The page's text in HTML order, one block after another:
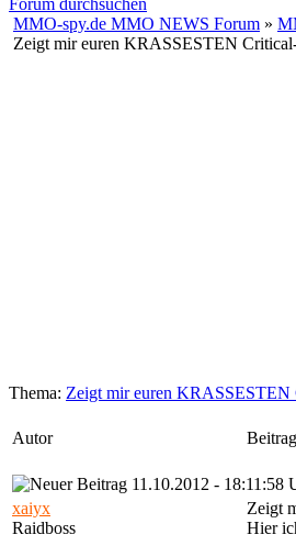
Forum durchsuchen
MMO-spy.de MMO NEWS Forum »
Zeigt mir euren KRASSESTEN
Thema: Zeigt mir euren KRASSESTEN
Autor Beitrag
11.10.2012 - 18:11:58
xaiyx
Raidboss
Zeigt
Hier